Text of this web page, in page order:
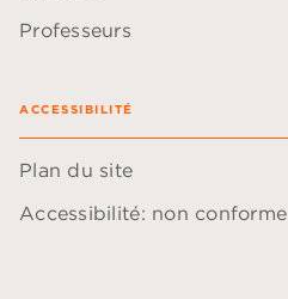
Professeurs
ACCESSIBILITÉ
Plan du site
Accessibilité: non conforme